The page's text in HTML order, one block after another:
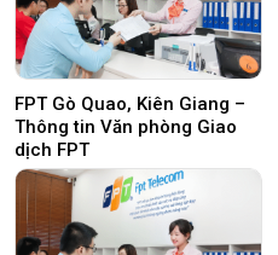
FPT Gò Quao, Kiên Giang –
Thông tin Văn phòng Giao
dịch FPT